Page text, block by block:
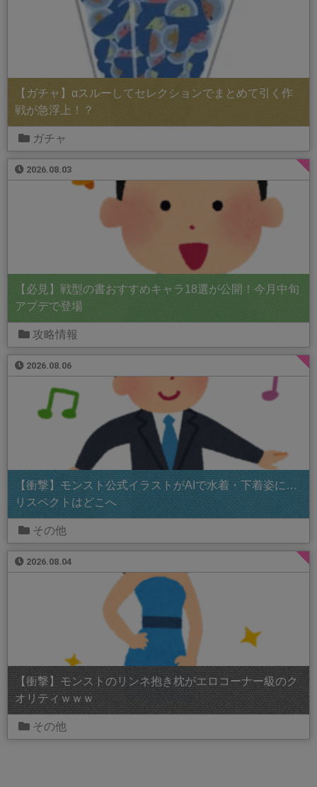
【ガチャ】αスルーしてセレクションでまとめて引く作
戦が急浮上！？
ガチャ
2026.08.03
【必見】戦型の書おすすめキャラ18選が公開！今月中旬
アプデで登場
攻略情報
2026.08.06
【衝撃】モンスト公式イラストがAIで水着・下着姿に…
リスペクトはどこへ
その他
2026.08.04
【衝撃】モンストのリンネ抱き枕がエロコーナー級のク
オリティｗｗｗ
その他